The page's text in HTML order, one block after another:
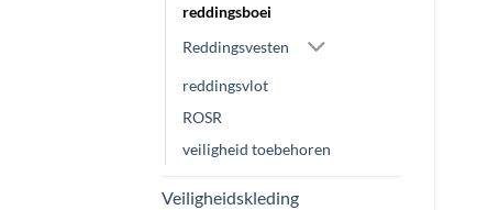
reddingsboei
Reddingsvesten
reddingsvlot
ROSR
veiligheid toebehoren
Veiligheidskleding